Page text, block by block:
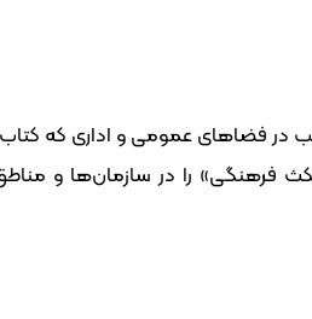
عمومی و اداری که کتاب
فرهنگی» را در سازمان‌ها و